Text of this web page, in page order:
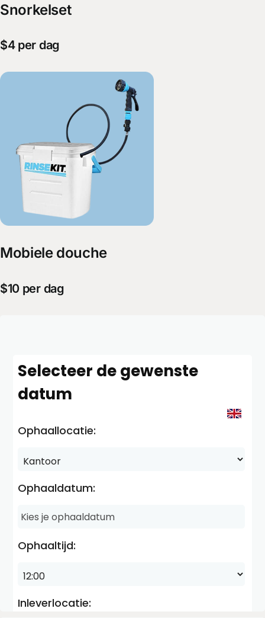
Snorkelset
$4 per dag
Mobiele douche
$10 per dag